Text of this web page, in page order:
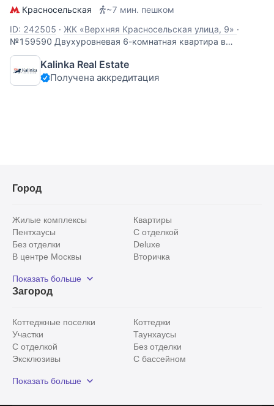
Красносельская
~7 мин. пешком
ID: 242505 · ЖК «Верхняя Красносельская улица, 9» ·
№159590 Двухуровневая 6-комнатная квартира в
малоквартирном клубном доме с огороженной
территорией. Планировка: 1 уровень: холл с винтовой
лестницей, ведущий на второй этаж, кухня, просторная
Kalinka Real Estate
Получена аккредитация
Город
Жилые комплексы
Квартиры
Пентхаусы
С отделкой
Без отделки
Deluxe
В центре Москвы
Вторичка
Рядом с парком
С панорамными окнами
Показать больше
Загород
Коттеджные поселки
Коттеджи
Участки
Таунхаусы
С отделкой
Без отделки
Эксклюзивы
С бассейном
Красногорский район
Показать больше